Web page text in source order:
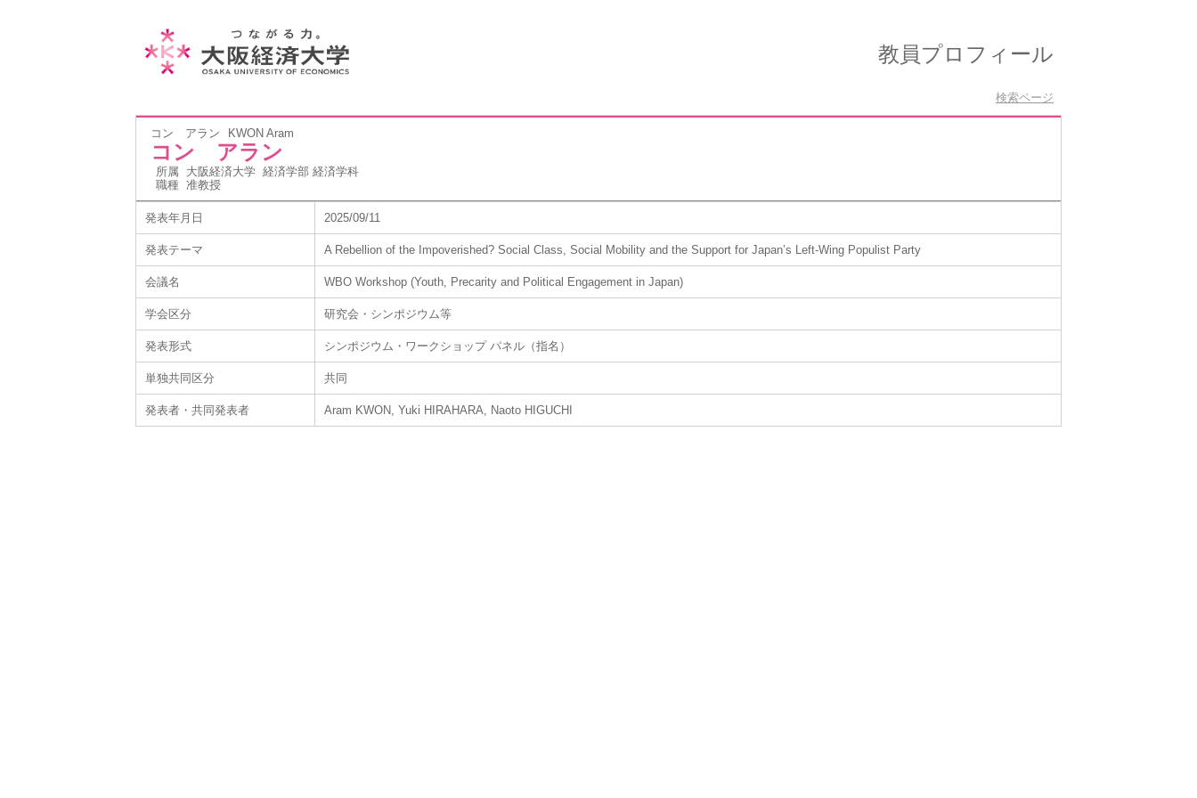
教員プロフィール
検索ページ
コン アラン KWON Aram
コン アラン
所属 大阪経済大学 経済学部 経済学科
職種 准教授
発表年月日 2025/09/11
発表テーマ A Rebellion of the Impoverished? Social Class, Social Mobility and the Support for Japan’s Left-Wing Populist Party
会議名 WBO Workshop (Youth, Precarity and Political Engagement in Japan)
学会区分 研究会・シンポジウム等
発表形式 シンポジウム・ワークショップ パネル（指名）
単独共同区分 共同
発表者・共同発表者 Aram KWON, Yuki HIRAHARA, Naoto HIGUCHI